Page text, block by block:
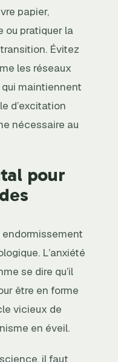
papier,
ou pratiquer la
Évitez
les réseaux
maintiennent
d’excitation
nécessaire au
pour
endormissement
L’anxiété
se dire qu’il
être en forme
vicieux de
en éveil.
il faut